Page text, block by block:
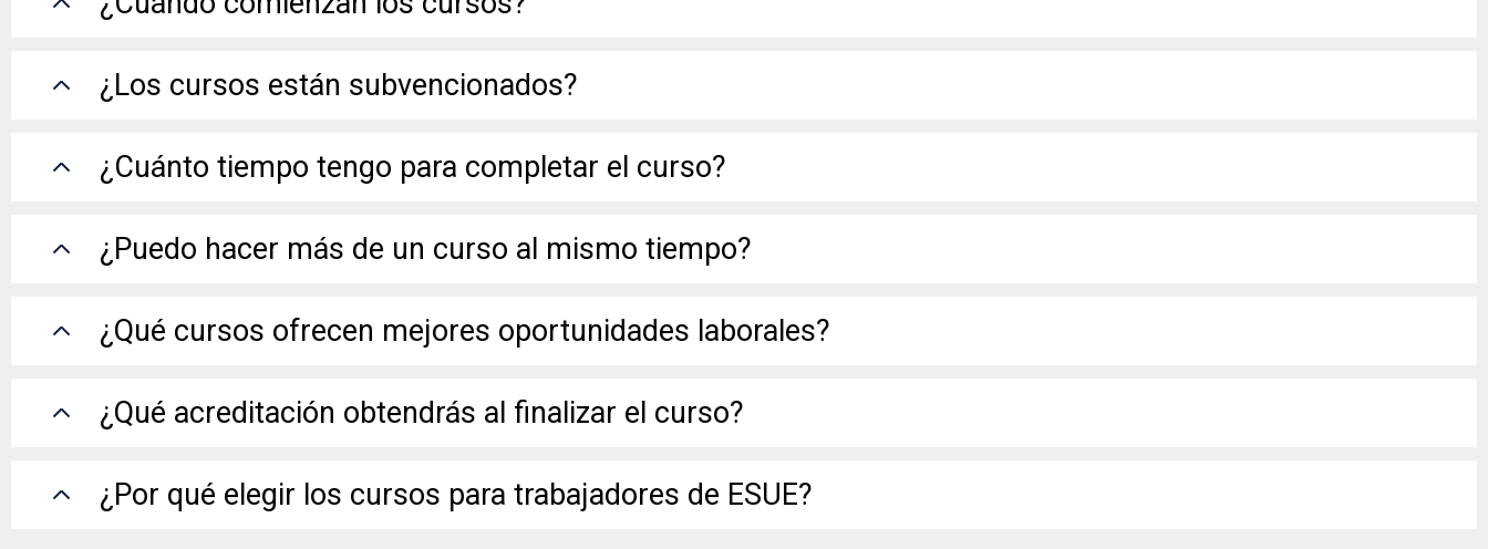
¿Los cursos están subvencionados?
¿Cuánto tiempo tengo para completar el curso?
¿Puedo hacer más de un curso al mismo tiempo?
¿Qué cursos ofrecen mejores oportunidades laborales?
¿Qué acreditación obtendrás al finalizar el curso?
¿Por qué elegir los cursos para trabajadores de ESUE?